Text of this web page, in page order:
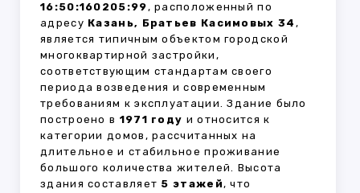
16:50:160205:99, расположенный по
адресу Казань, Братьев Касимовых 34 ,
является типичным объектом городской
многоквартирной застройки,
соответствующим стандартам своего
периода возведения и современным
требованиям к эксплуатации. Здание было
построено в 1971 году и относится к
категории домов, рассчитанных на
длительное и стабильное проживание
большого количества жителей. Высота
здания составляет 5 этажей, что